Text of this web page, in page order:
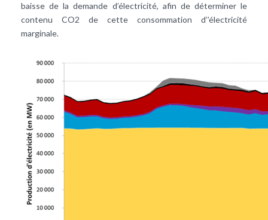
baisse de la demande d’électricité, afin de déterminer le
contenu CO2 de cette consommation d’’électricité
marginale.